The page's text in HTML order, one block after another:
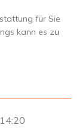
für Sie
kann es zu